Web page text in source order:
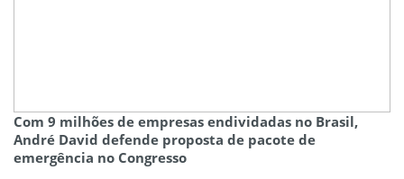
Com 9 milhões de empresas endividadas no Brasil,
André David defende proposta de pacote de
emergência no Congresso